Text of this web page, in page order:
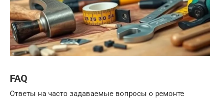
FAQ
Ответы на часто задаваемые вопросы о ремонте